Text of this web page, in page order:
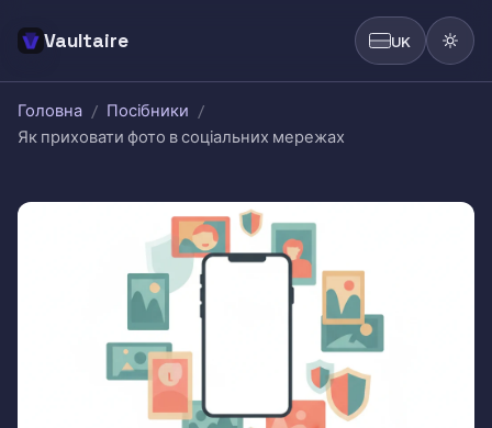
Vaultaire UK
Головна / Посібники /
Як приховати фото в соціальних мережах